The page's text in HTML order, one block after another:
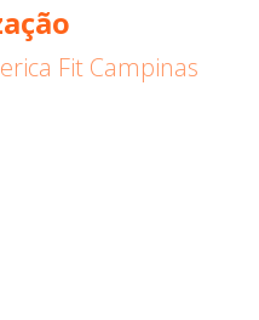
Fit Campinas